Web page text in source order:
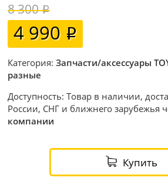
8 300
4 990
Категория:Запчасти/аксессуары
разные
Доступность: Товар в наличии,
России, СНГ и ближнего зарубежья
компании
Купить